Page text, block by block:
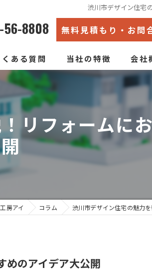
渋川市デザイン住宅
56-8808 無料見積もり・お問
ム
くある質問 当社の特徴
水回り
断熱
会社
代表
リフォームに
房アイ コラム 渋川市デザイン住宅の魅力
めのアイデア大公開